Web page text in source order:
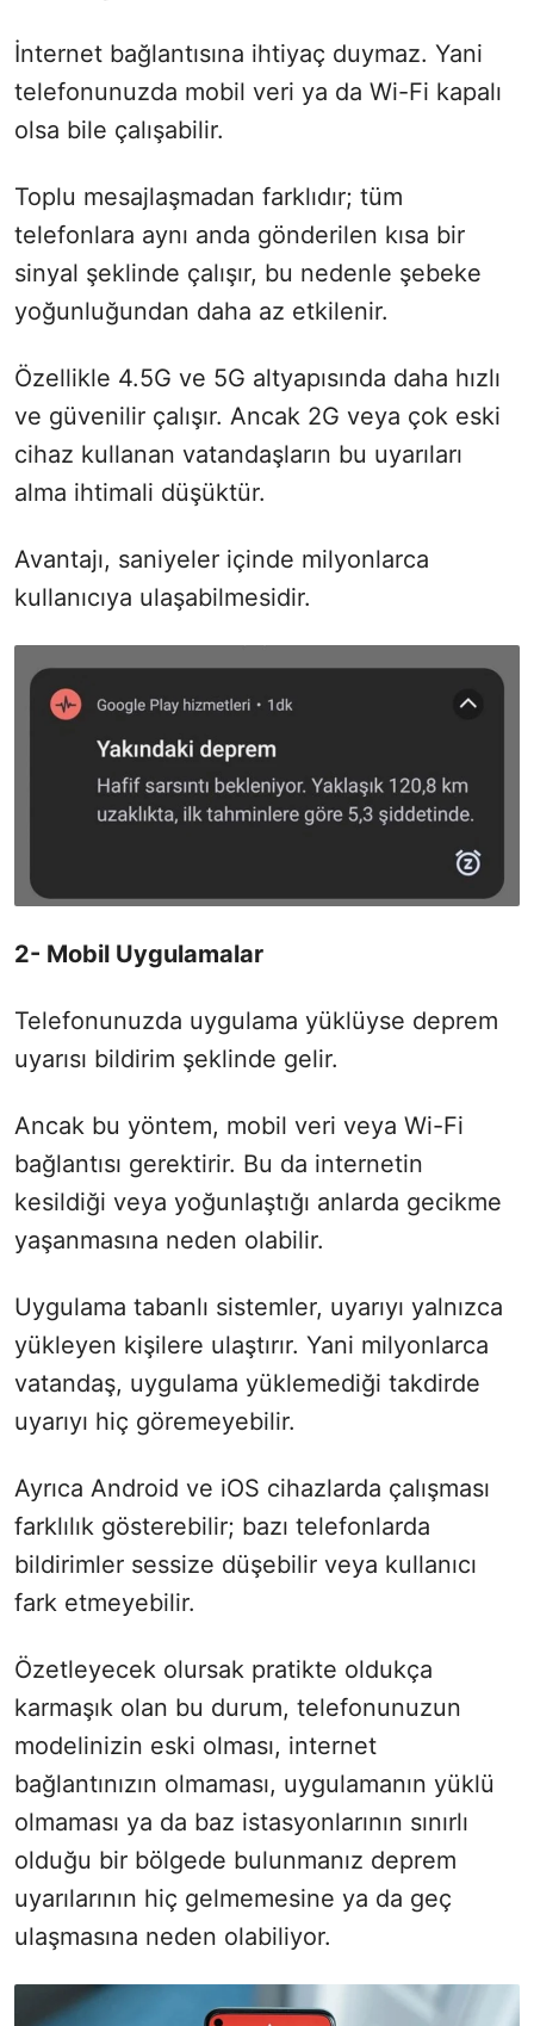
İnternet bağlantısına ihtiyaç duymaz. Yani
telefonunuzda mobil veri ya da Wi-Fi kapalı
olsa bile çalışabilir.
Toplu mesajlaşmadan farklıdır; tüm
telefonlara aynı anda gönderilen kısa bir
sinyal şeklinde çalışır, bu nedenle şebeke
yoğunluğundan daha az etkilenir.
Özellikle 4.5G ve 5G altyapısında daha hızlı
ve güvenilir çalışır. Ancak 2G veya çok eski
cihaz kullanan vatandaşların bu uyarıları
alma ihtimali düşüktür.
Avantajı, saniyeler içinde milyonlarca
kullanıcıya ulaşabilmesidir.
2- Mobil Uygulamalar
Telefonunuzda uygulama yüklüyse deprem
uyarısı bildirim şeklinde gelir.
Ancak bu yöntem, mobil veri veya Wi-Fi
bağlantısı gerektirir. Bu da internetin
kesildiği veya yoğunlaştığı anlarda gecikme
yaşanmasına neden olabilir.
Uygulama tabanlı sistemler, uyarıyı yalnızca
yükleyen kişilere ulaştırır. Yani milyonlarca
vatandaş, uygulama yüklemediği takdirde
uyarıyı hiç göremeyebilir.
Ayrıca Android ve iOS cihazlarda çalışması
farklılık gösterebilir; bazı telefonlarda
bildirimler sessize düşebilir veya kullanıcı
fark etmeyebilir.
Özetleyecek olursak pratikte oldukça
karmaşık olan bu durum, telefonunuzun
modelinizin eski olması, internet
bağlantınızın olmaması, uygulamanın yüklü
olmaması ya da baz istasyonlarının sınırlı
olduğu bir bölgede bulunmanız deprem
uyarılarının hiç gelmemesine ya da geç
ulaşmasına neden olabiliyor.